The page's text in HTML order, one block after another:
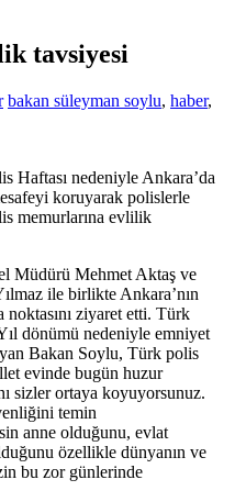
tavsiyesi
bakan süleyman soylu, haber,
Haftası nedeniyle Ankara’da
koruyarak polislerle
memurlarına evlilik
Müdürü Mehmet Aktaş ve
ile birlikte Ankara’nın
ziyaret etti. Türk
dönümü nedeniyle emniyet
Bakan Soylu, Türk polis
evinde bugün huzur
sizler ortaya koyuyorsunuz.
temin
anne olduğunu, evlat
özellikle dünyanın ve
bu zor günlerinde